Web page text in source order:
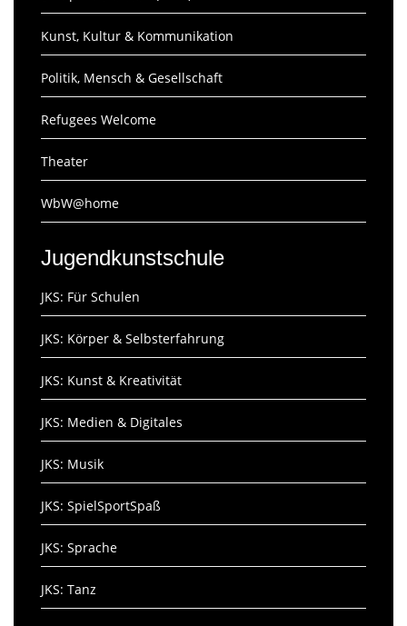
Kunst, Kultur & Kommunikation
Politik, Mensch & Gesellschaft
Refugees Welcome
Theater
WbW@home
Jugendkunstschule
JKS: Für Schulen
JKS: Körper & Selbsterfahrung
JKS: Kunst & Kreativität
JKS: Medien & Digitales
JKS: Musik
JKS: SpielSportSpaß
JKS: Sprache
JKS: Tanz